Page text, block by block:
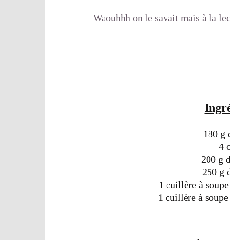
Waouhhh on le savait mais à la
180 g
4
200 g
250 g
1 cuillère à
1 cuillère à soupe